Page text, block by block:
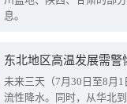
息。
东北地区高温发展需
未来三天（7月30日至8月
流性降水。同时，从华北